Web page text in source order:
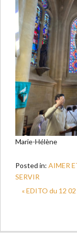
Marie-Hélène
Posted in: AIMER
SERVIR
« EDITO du 12